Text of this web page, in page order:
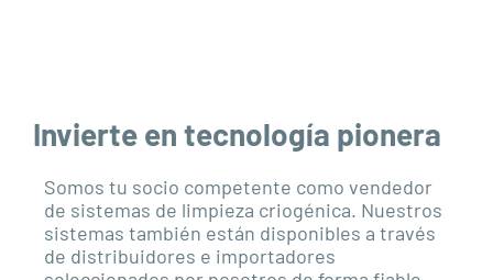
Invierte en tecnología pionera
Somos tu socio competente como vendedor
de sistemas de limpieza criogénica. Nuestros
sistemas también están disponibles a través
de distribuidores e importadores